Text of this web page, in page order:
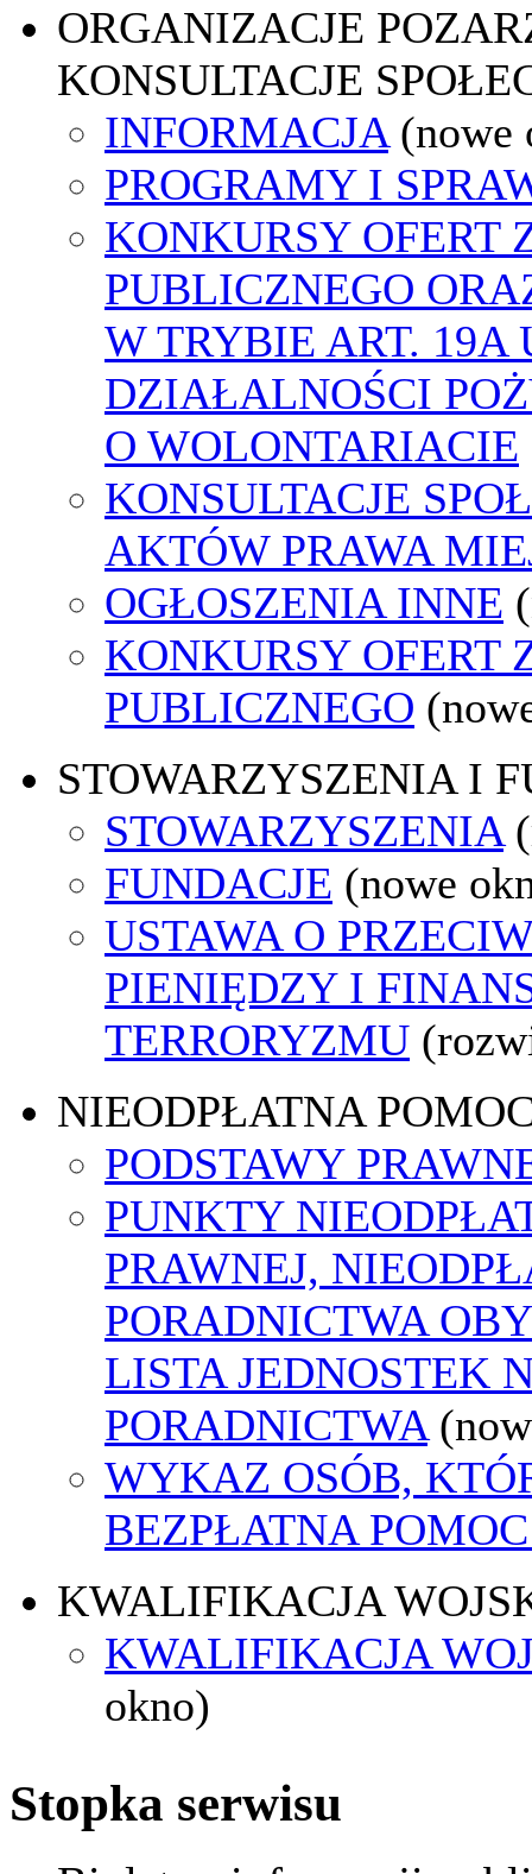
ORGANIZACJE
KONSULTACJE
INFORMACJA (nowe
PROGRAMY I
KONKURSY OFERT
PUBLICZNEGO
W TRYBIE ART. 19A
DZIAŁALNOŚCI
O WOLONTARIACIE
KONSULTACJE
AKTÓW PRAWA
OGŁOSZENIA INNE
KONKURSY OFERT
PUBLICZNEGO
STOWARZYSZENIA I
STOWARZYSZENIA
FUNDACJE (nowe
USTAWA O
PIENIĘDZY I
TERRORYZMU
NIEODPŁATNA
PODSTAWY
PUNKTY
PRAWNEJ,
PORADNICTWA
LISTA JEDNOSTEK
PORADNICTWA
WYKAZ OSÓB,
BEZPŁATNA
KWALIFIKACJA
KWALIFIKACJA
okno)
Stopka serwisu